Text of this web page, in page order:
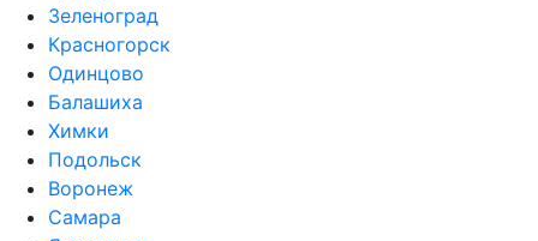
Зеленоград
Красногорск
Одинцово
Балашиха
Химки
Подольск
Воронеж
Самара